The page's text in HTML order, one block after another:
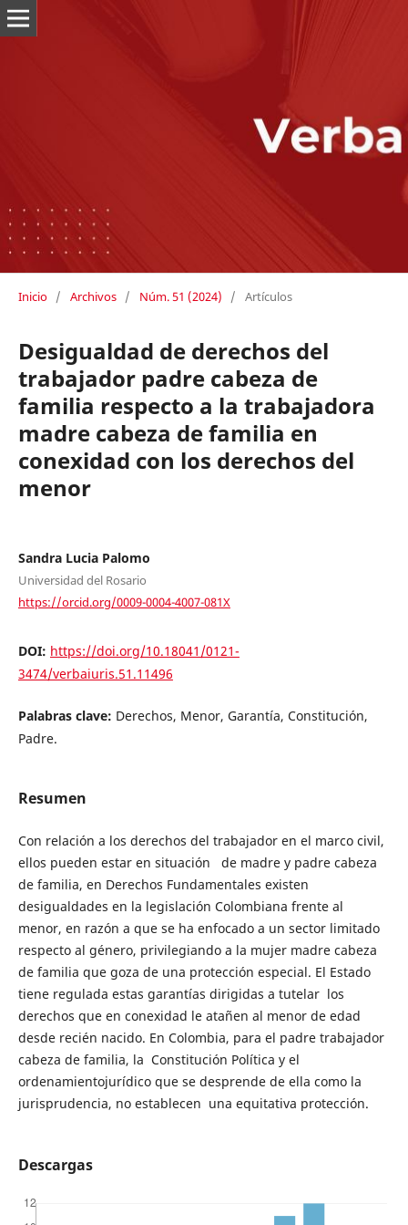
Inicio / Archivos / Núm. 51 (2024) / Artículos
Desigualdad de derechos del
trabajador padre cabeza de
familia respecto a la trabajadora
madre cabeza de familia en
conexidad con los derechos del
menor
Sandra Lucia Palomo
Universidad del Rosario
https://orcid.org/0009-0004-4007-081X
DOI: https://doi.org/10.18041/0121-
3474/verbaiuris.51.11496
Palabras clave: Derechos, Menor, Garantía, Constitución,
Padre.
Resumen
Con relación a los derechos del trabajador en el marco civil,
ellos pueden estar en situación de madre y padre cabeza
de familia, en Derechos Fundamentales existen
desigualdades en la legislación Colombiana frente al
menor, en razón a que se ha enfocado a un sector limitado
respecto al género, privilegiando a la mujer madre cabeza
de familia que goza de una protección especial. El Estado
tiene regulada estas garantías dirigidas a tutelar los
derechos que en conexidad le atañen al menor de edad
desde recién nacido. En Colombia, para el padre trabajador
cabeza de familia, la Constitución Política y el
ordenamientojurídico que se desprende de ella como la
jurisprudencia, no establecen una equitativa protección.
Descargas